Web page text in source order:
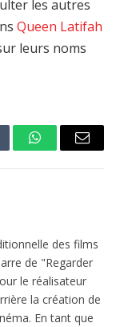
les autres
Queen Latifah
leurs noms
WhatsAppEmail
des films
de "Regarder
le réalisateur
la création de
En tant que